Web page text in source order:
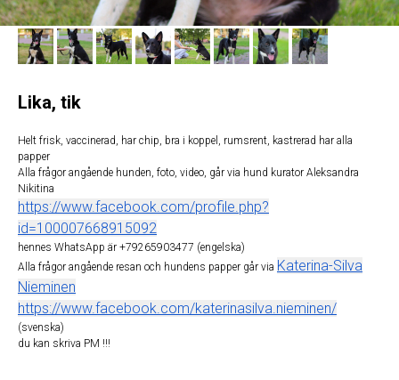
Lika, tik
Helt frisk, vaccinerad, har chip, bra i koppel, rumsrent, kastrerad har alla
papper
Alla frågor angående hunden, foto, video, går via hund kurator Aleksandra
Nikitina
https://www.facebook.com/profile.php?
id=100007668915092
hennes WhatsApp är +79265903477 (engelska)
Alla frågor angående resan och hundens papper går via Katerina-Silva
Nieminen
https://www.facebook.com/katerinasilva.nieminen/
(svenska)
du kan skriva PM !!!